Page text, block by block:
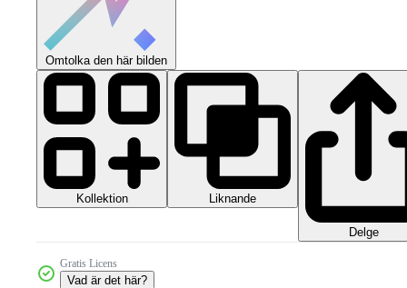
Omtolka den här bilden
Kollektion Liknande
Delge
Gratis Licens
Vad är det här?